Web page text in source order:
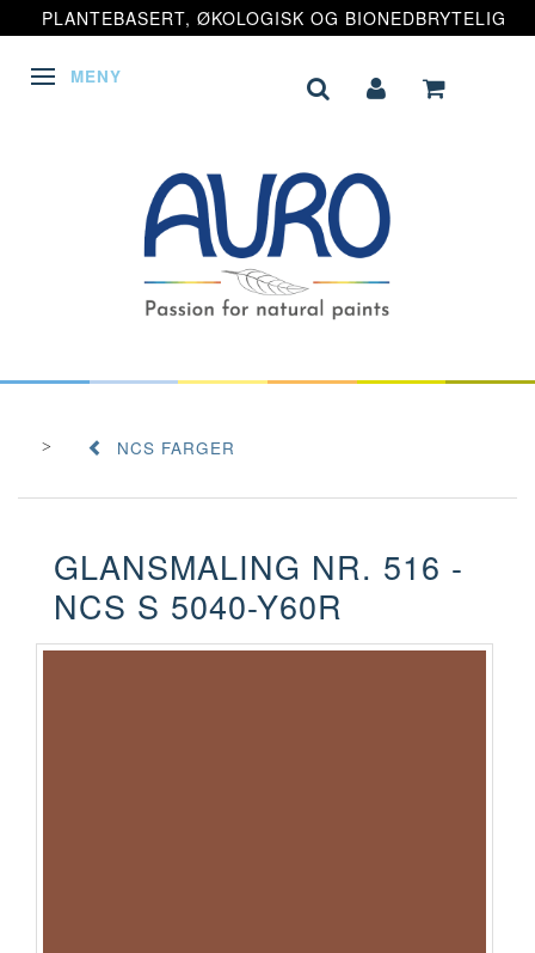
PLANTEBASERT, ØKOLOGISK OG BIONEDBRYTELIG
VEKSLE NAVIGASJON
MENY
NCS FARGER
GLANSMALING NR. 516 -
NCS S 5040-Y60R